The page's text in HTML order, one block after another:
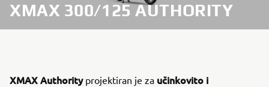
XMAX 300/125 AUTHORITY
XMAX Authorityprojektiran je za učinkovito i